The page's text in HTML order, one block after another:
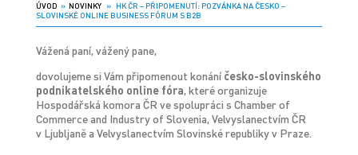
ÚVOD » NOVINKY» HK ČR – PŘIPOMENUTÍ: POZVÁNKA NA ČESKO –
SLOVINSKÉ ONLINE BUSINESS FÓRUM S B2B
Vážená paní, vážený pane,
dovolujeme si Vám připomenout konání česko-slovinského
podnikatelského online fóra, které organizuje
Hospodářská komora ČR ve spolupráci s Chamber of
Commerce and Industry of Slovenia, Velvyslanectvím ČR
v Ljubljaně a Velvyslanectvím Slovinské republiky v Praze.